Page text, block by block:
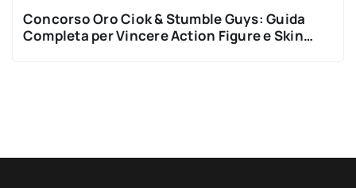
Concorso Oro Ciok & Stumble Guys: Guida
Completa per Vincere Action Figure e Skin